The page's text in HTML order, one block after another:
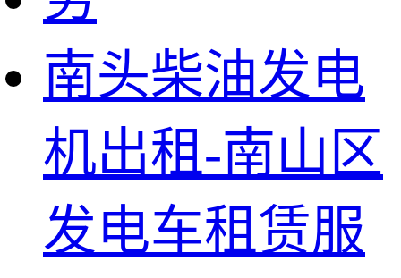
南头柴油发电
机出租-南山区
发电车租赁服